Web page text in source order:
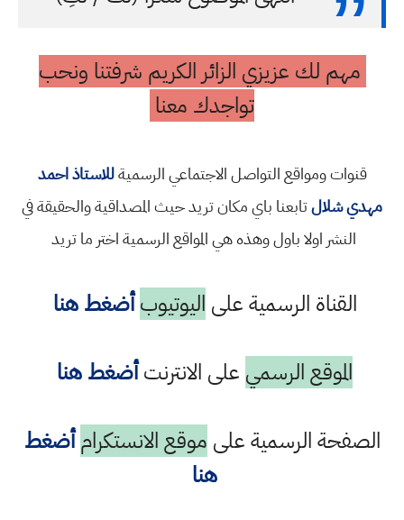
مهم لك عزيزي الزائر الكريم شرفتنا ونحب
تواجدك معنا
قنوات ومواقع التواصل الاجتماعي الرسميةللاستاذ احمد
مهدي شلالتابعنا باي مكان تريد حيث المصداقية والحقيقة في
النشر اولا باول وهذه هي المواقع الرسمية اختر ما تريد
القناة الرسمية على اليوتيوب أضغط هنا
الموقع الرسمي على الانترنتأضغط هنا
الصفحة الرسمية على موقع الانستكرام أضغط
هنا